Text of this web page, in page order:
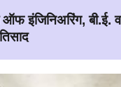
ऑफ इंजिनिअरिंग, बी.ई.